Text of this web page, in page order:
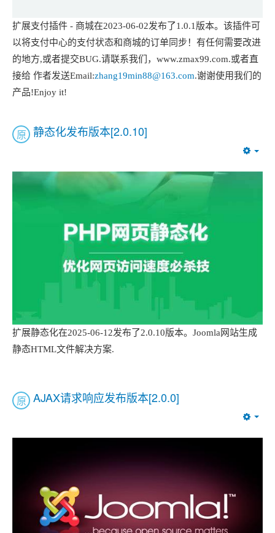
扩展支付插件 - 商城在2023-06-02发布了1.0.1版本。该插件可
以将支付中心的支付状态和商城的订单同步！有任何需要改进
的地方,或者提交BUG.请联系我们，www.zmax99.com.或者直
接给 作者发送Email:zhang19min88@163.com.谢谢使用我们的
产品!Enjoy it!
静态化发布版本[2.0.10]
原
扩展静态化在2025-06-12发布了2.0.10版本。Joomla网站生成
静态HTML文件解决方案.
AJAX请求响应发布版本[2.0.0]
原